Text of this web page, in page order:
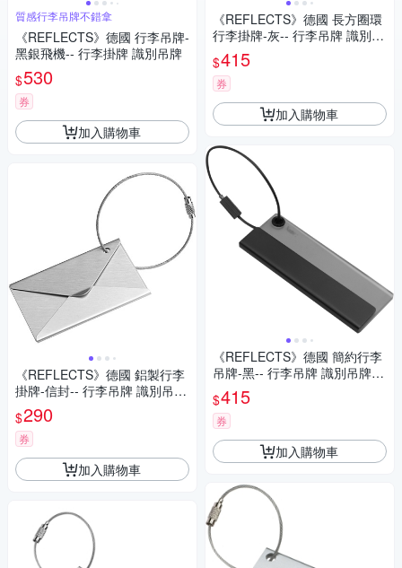
質感行李吊牌不錯拿
《REFLECTS》德國 行李吊牌-
黑銀飛機-- 行李掛牌 識別吊牌
$530
券
加入購物車
《REFLECTS》德國 鋁製行李
掛牌-信封-- 行李吊牌 識別吊牌
登機牌 姓名牌
$290
券
加入購物車
《REFLECTS》德國 長方圈環
行李掛牌-灰-- 行李吊牌 識別吊
牌 登機牌 姓名牌
$415
券
加入購物車
《REFLECTS》德國 簡約行李
吊牌-黑-- 行李吊牌 識別吊牌
登機牌 姓名牌
$415
券
加入購物車